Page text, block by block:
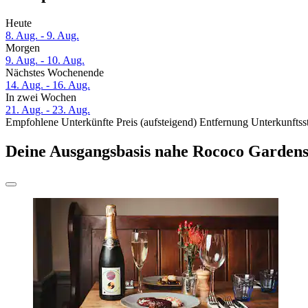
Heute
8. Aug. - 9. Aug.
Morgen
9. Aug. - 10. Aug.
Nächstes Wochenende
14. Aug. - 16. Aug.
In zwei Wochen
21. Aug. - 23. Aug.
Empfohlene Unterkünfte Preis (aufsteigend) Entfernung
Deine Ausgangsbasis nahe Rococo Gardens